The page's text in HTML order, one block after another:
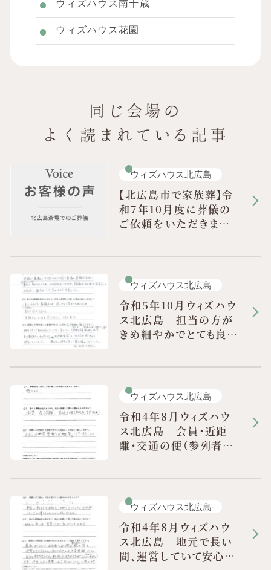
ウィズハウス南千歳
ウィズハウス花園
同じ会場の
よく読まれている記事
ウィズハウス北広島
【北広島市で家族葬】令
和7年10月度に葬儀の
ご依頼をいただきまし
ウィズハウス北広島
令和5年10月ウィズハウ
ス北広島 担当の方が
きめ細やかでとても良か
ウィズハウス北広島
令和4年8月ウィズハウ
ス北広島 会員・近距
離・交通の便（参列者・
ウィズハウス北広島
令和4年8月ウィズハウ
ス北広島 地元で長い
間、運営していて安心で